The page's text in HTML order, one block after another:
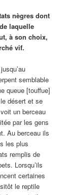
nègres dont
laquelle
à son choix,
vif.
semblable
queue [touffue]
désert et se
un berceau
par les gens
Au berceau ils
les plus
remplis de
Lorsqu’ils
certaines
le reptile